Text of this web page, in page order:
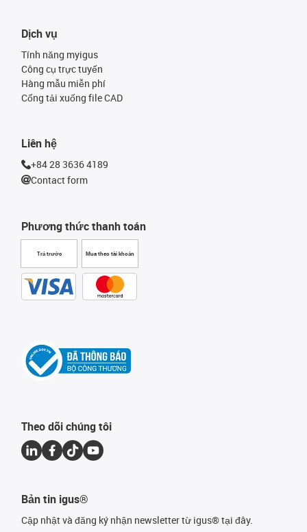
Phương thức thanh toán
Trả trước Mua theo tài khoản
Dịch vụ
Tính năng myigus
Công cụ trực tuyến
Hàng mẫu miễn phí
Cổng tải xuống file CAD
Liên hệ
+84 28 3636 4189
Contact form
Theo dõi chúng tôi
Bản tin igus®
Cập nhật và đăng ký nhận newsletter từ igus® tại đây.